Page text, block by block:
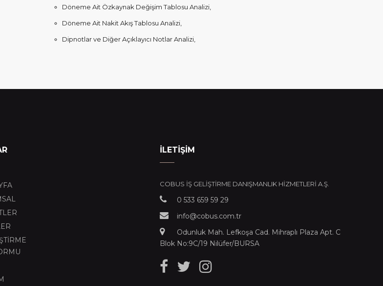
Döneme Ait Özkaynak Değişim Tablosu Analizi,
Döneme Ait Nakit Akış Tablosu Analizi,
Dipnotlar ve Diğer Açıklayıcı Notlar Analizi,
İLETİŞİM
COBUS İŞ GELİŞTİRME DANIŞMANLIK HİZMETLERİ A.Ş.
0 533 659 59 29
info@cobus.com.tr
Odunluk Mah. Lefkoşa Cad. Mihraplı Plaza Apt. C
Blok No:9C/19 Nilüfer/BURSA